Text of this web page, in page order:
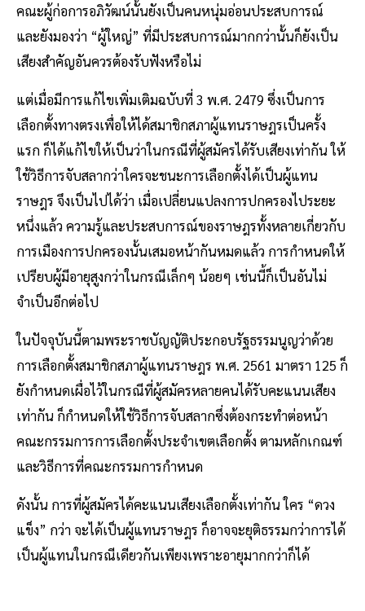
คณะผู้ก่อการอภิวัฒน์นั้นยังเป็นคนหนุ่มอ่อนประสบการณ์
และยังมองว่า “ผู้ใหญ่” ที่มีประสบการณ์มากกว่านั้นก็ยังเป็น
เสียงสำคัญอันควรต้องรับฟังหรือไม่
แต่เมื่อมีการแก้ไขเพิ่มเติมฉบับที่ 3 พ.ศ. 2479 ซึ่งเป็นการ
เลือกตั้งทางตรงเพื่อให้ได้สมาชิกสภาผู้แทนราษฎรเป็นครั้ง
แรก ก็ได้แก้ไขให้เป็นว่าในกรณีที่ผู้สมัครได้รับเสียงเท่ากัน ให้
ใช้วิธีการจับสลากว่าใครจะชนะการเลือกตั้งได้เป็นผู้แทน
ราษฎร จึงเป็นไปได้ว่า เมื่อเปลี่ยนแปลงการปกครองไประยะ
หนึ่งแล้ว ความรู้และประสบการณ์ของราษฎรทั้งหลายเกี่ยวกับ
การเมืองการปกครองนั้นเสมอหน้ากันหมดแล้ว การกำหนดให้
เปรียบผู้มีอายุสูงกว่าในกรณีเล็กๆ น้อยๆ เช่นนี้ก็เป็นอันไม่
จำเป็นอีกต่อไป
ในปัจจุบันนี้ตามพระราชบัญญัติประกอบรัฐธรรมนูญว่าด้วย
การเลือกตั้งสมาชิกสภาผู้แทนราษฎร พ.ศ. 2561 มาตรา 125 ก็
ยังกำหนดเผื่อไว้ในกรณีที่ผู้สมัครหลายคนได้รับคะแนนเสียง
เท่ากัน ก็กำหนดให้ใช้วิธีการจับสลากซึ่งต้องกระทำต่อหน้า
คณะกรรมการการเลือกตั้งประจำเขตเลือกตั้ง ตามหลักเกณฑ์
และวิธีการที่คณะกรรมการกำหนด
ดังนั้น การที่ผู้สมัครได้คะแนนเสียงเลือกตั้งเท่ากัน ใคร “ดวง
แข็ง” กว่า จะได้เป็นผู้แทนราษฎร ก็อาจจะยุติธรรมกว่าการได้
เป็นผู้แทนในกรณีเดียวกันเพียงเพราะอายุมากกว่าก็ได้